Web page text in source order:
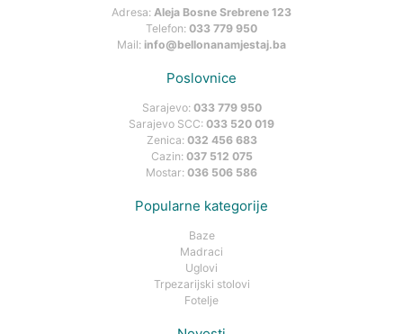
Adresa: Aleja Bosne Srebrene 123
Telefon: 033 779 950
Mail: info@bellonanamjestaj.ba
Poslovnice
Sarajevo: 033 779 950
Sarajevo SCC: 033 520 019
Zenica: 032 456 683
Cazin: 037 512 075
Mostar: 036 506 586
Popularne kategorije
Baze
Madraci
Uglovi
Trpezarijski stolovi
Fotelje